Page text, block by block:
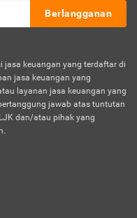
Berlangganan
jasa keuangan yang terdaftar di
jasa keuangan yang
layanan jasa keuangan yang
jawab atas tuntutan
dan/atau pihak yang